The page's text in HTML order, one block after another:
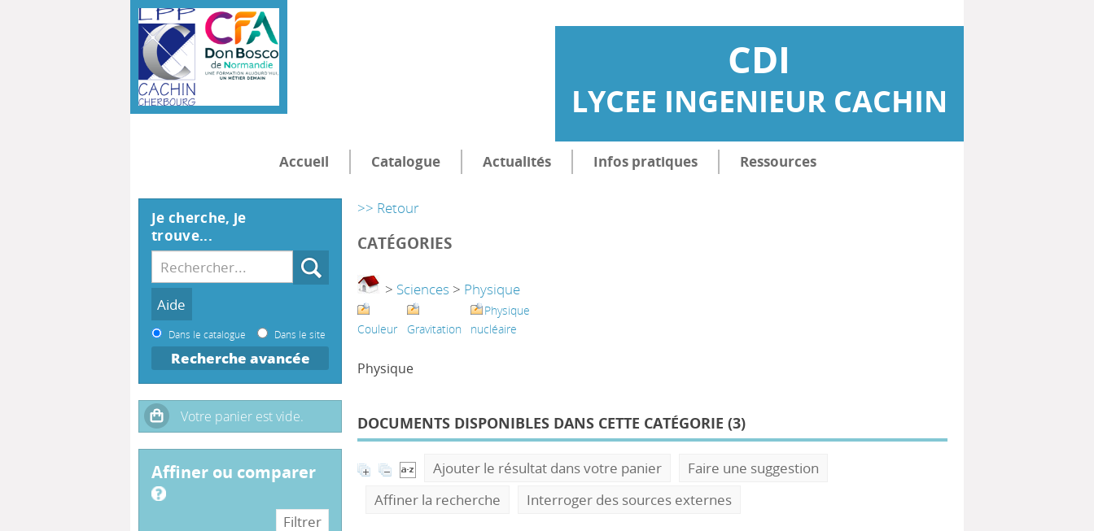
CDI
LYCEE INGENIEUR CACHIN
Accueil Catalogue Actualités Infos pratiques Ressources
>> Retour
CATÉGORIES
> Sciences > Physique
Couleur Gravitation
Physique
nucléaire
Physique
DOCUMENTS DISPONIBLES DANS CETTE CATÉGORIE (3)
Ajouter le résultat dans votre panier
Faire une suggestion
Affiner la recherche
Interroger des sources externes
Je cherche, je
trouve...
Dans le catalogue Dans le site
Recherche avancée
affiner ou comparer